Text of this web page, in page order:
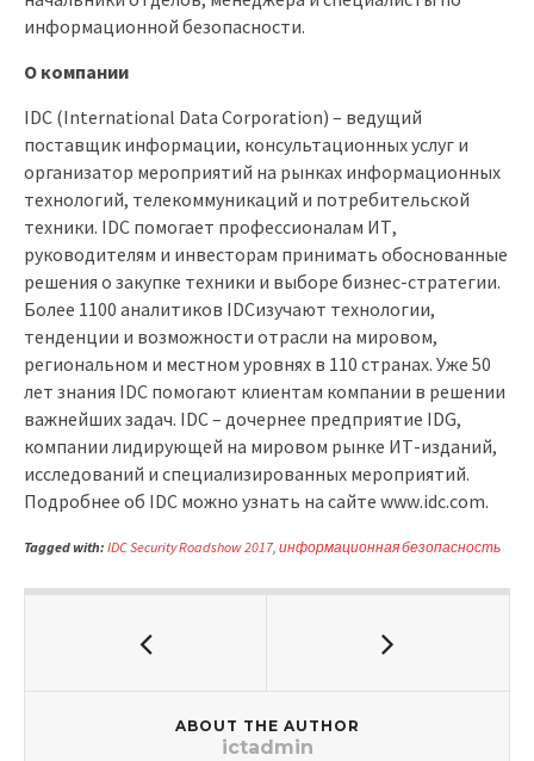
информационной безопасности.
О компании
IDC (International Data Corporation) – ведущий
поставщик информации, консультационных услуг и
организатор мероприятий на рынках информационных
технологий, телекоммуникаций и потребительской
техники. IDC помогает профессионалам ИТ,
руководителям и инвесторам принимать обоснованные
решения о закупке техники и выборе бизнес-стратегии.
Более 1100 аналитиков IDCизучают технологии,
тенденции и возможности отрасли на мировом,
региональном и местном уровнях в 110 странах. Уже 50
лет знания IDC помогают клиентам компании в решении
важнейших задач. IDC– дочернее предприятие IDG,
компании лидирующей на мировом рынке ИТ-изданий,
исследований и специализированных мероприятий.
Подробнее об IDC можно узнать на сайте www.idc.com.
Tagged with: IDC Security Roadshow 2017, информационная безопасность
ABOUT THE AUTHOR
ictadmin